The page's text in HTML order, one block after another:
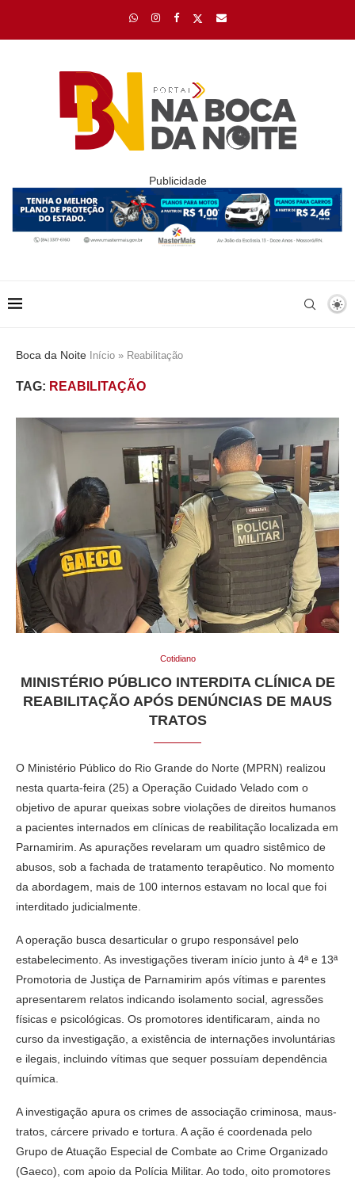
Publicidade
Boca da Noite Início » Reabilitação
TAG: REABILITAÇÃO
Cotidiano
MINISTÉRIO PÚBLICO INTERDITA CLÍNICA DE
REABILITAÇÃO APÓS DENÚNCIAS DE MAUS
TRATOS
O Ministério Público do Rio Grande do Norte (MPRN) realizou
nesta quarta-feira (25) a Operação Cuidado Velado com o
objetivo de apurar queixas sobre violações de direitos humanos
a pacientes internados em clínicas de reabilitação localizada em
Parnamirim. As apurações revelaram um quadro sistêmico de
abusos, sob a fachada de tratamento terapêutico. No momento
da abordagem, mais de 100 internos estavam no local que foi
interditado judicialmente.
A operação busca desarticular o grupo responsável pelo
estabelecimento. As investigações tiveram início junto à 4ª e 13ª
Promotoria de Justiça de Parnamirim após vítimas e parentes
apresentarem relatos indicando isolamento social, agressões
físicas e psicológicas. Os promotores identificaram, ainda no
curso da investigação, a existência de internações involuntárias
e ilegais, incluindo vítimas que sequer possuíam dependência
química.
A investigação apura os crimes de associação criminosa, maus-
tratos, cárcere privado e tortura. A ação é coordenada pelo
Grupo de Atuação Especial de Combate ao Crime Organizado
(Gaeco), com apoio da Polícia Militar. Ao todo, oito promotores